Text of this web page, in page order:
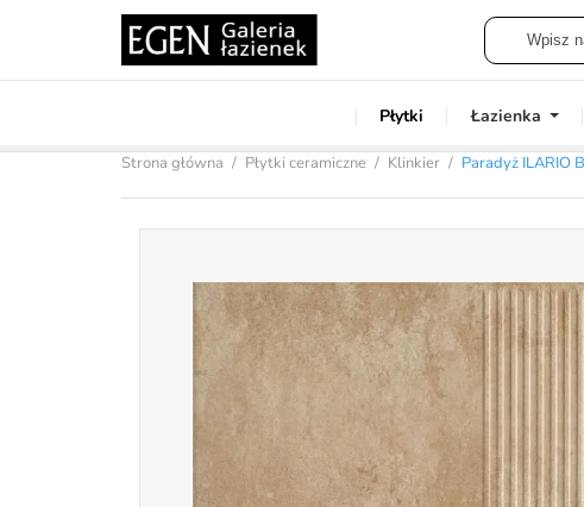
Płytki Łazienka
Strona główna Płytki ceramiczne Klinkier Paradyż ILARIO